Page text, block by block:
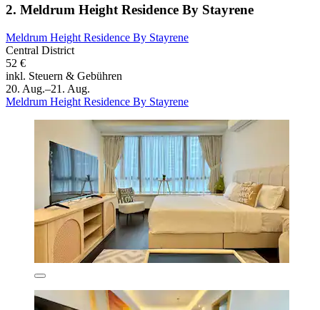
2. Meldrum Height Residence By Stayrene
Meldrum Height Residence By Stayrene
Central District
52 €
inkl. Steuern & Gebühren
20. Aug.–21. Aug.
Meldrum Height Residence By Stayrene